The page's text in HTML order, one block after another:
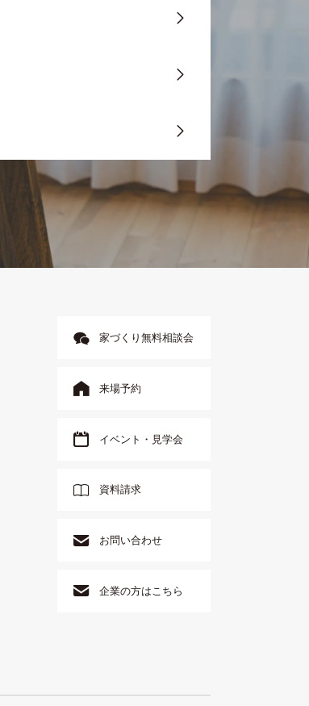
家づくり無料相談会
来場予約
イベント・見学会
資料請求
お問い合わせ
企業の方はこちら